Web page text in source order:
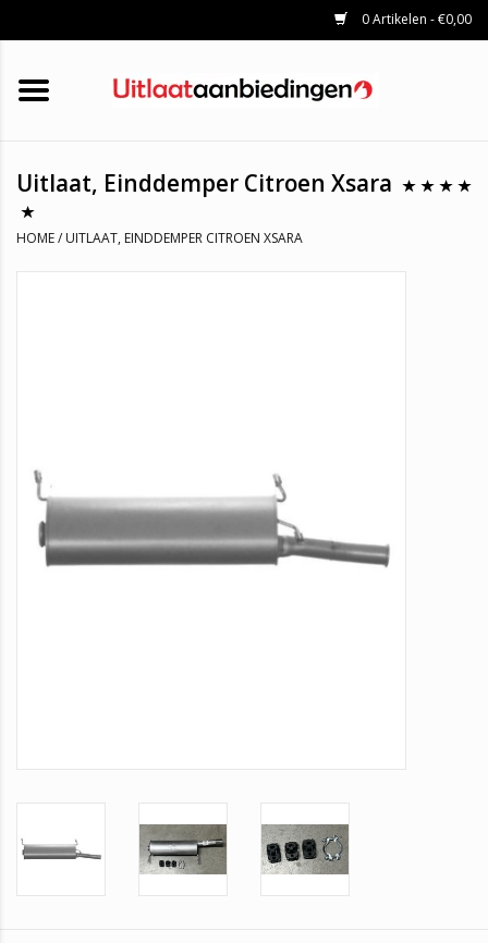
0 Artikelen - €0,00
HOME
KATALYSATOREN
UNIVERSELE UITLAATDELEN
MERKEN
Uitlaat, Einddemper Citroen Xsara
HOME/ UITLAAT, EINDDEMPER CITROEN XSARA